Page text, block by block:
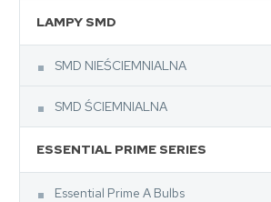
LAMPY SMD
SMD NIEŚCIEMNIALNA
SMD ŚCIEMNIALNA
ESSENTIAL PRIME SERIES
Essential Prime A Bulbs